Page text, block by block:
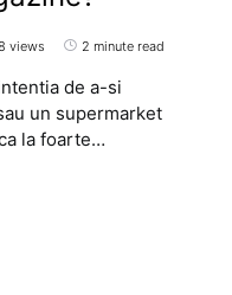
views 2 minute read
de a-si
un supermarket
la foarte…